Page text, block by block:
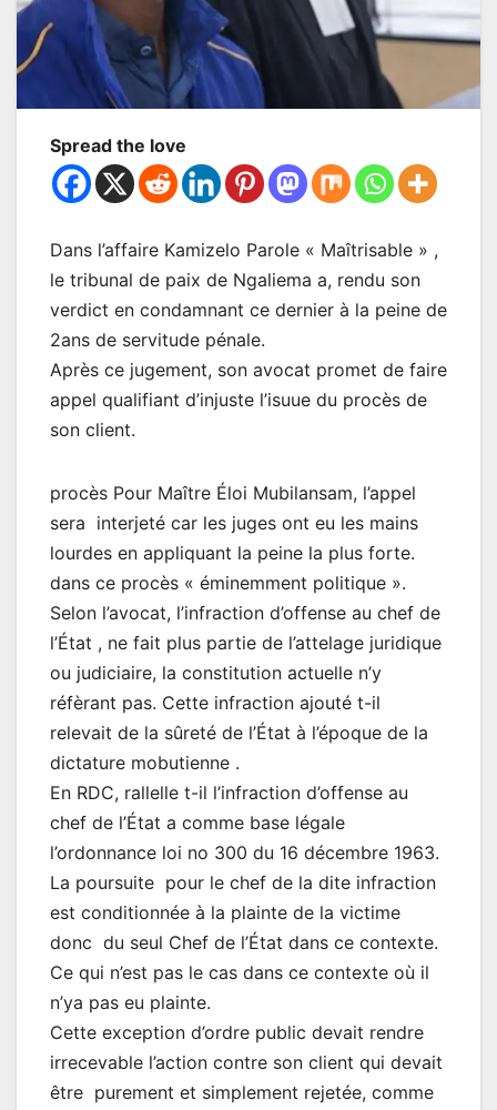
Spread the love
Dans l’affaire Kamizelo Parole « Maîtrisable » ,
le tribunal de paix de Ngaliema a, rendu son
verdict en condamnant ce dernier à la peine de
2ans de servitude pénale.
Après ce jugement, son avocat promet de faire
appel qualifiant d’injuste l’isuue du procès de
son client.
procès Pour Maître Éloi Mubilansam, l’appel
sera interjeté car les juges ont eu les mains
lourdes en appliquant la peine la plus forte.
dans ce procès « éminemment politique ».
Selon l’avocat, l’infraction d’offense au chef de
l’État , ne fait plus partie de l’attelage juridique
ou judiciaire, la constitution actuelle n’y
réfèrant pas. Cette infraction ajouté t-il
relevait de la sûreté de l’État à l’époque de la
dictature mobutienne .
En RDC, rallelle t-il l’infraction d’offense au
chef de l’État a comme base légale
l’ordonnance loi no 300 du 16 décembre 1963.
La poursuite pour le chef de la dite infraction
est conditionnée à la plainte de la victime
donc du seul Chef de l’État dans ce contexte.
Ce qui n’est pas le cas dans ce contexte où il
n’ya pas eu plainte.
Cette exception d’ordre public devait rendre
irrecevable l’action contre son client qui devait
être purement et simplement rejetée, comme